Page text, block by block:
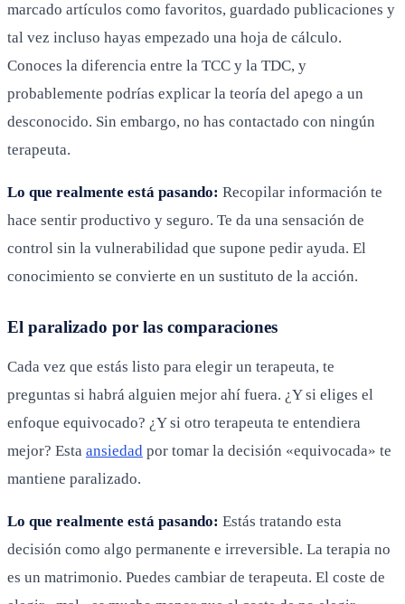
marcado artículos como favoritos, guardado publicaciones y
tal vez incluso hayas empezado una hoja de cálculo.
Conoces la diferencia entre la TCC y la TDC, y
probablemente podrías explicar la teoría del apego a un
desconocido. Sin embargo, no has contactado con ningún
terapeuta.
Lo que realmente está pasando: Recopilar información te
hace sentir productivo y seguro. Te da una sensación de
control sin la vulnerabilidad que supone pedir ayuda. El
conocimiento se convierte en un sustituto de la acción.
El paralizado por las comparaciones
Cada vez que estás listo para elegir un terapeuta, te
preguntas si habrá alguien mejor ahí fuera. ¿Y si eliges el
enfoque equivocado? ¿Y si otro terapeuta te entendiera
mejor? Esta ansiedad por tomar la decisión «equivocada» te
mantiene paralizado.
Lo que realmente está pasando: Estás tratando esta
decisión como algo permanente e irreversible. La terapia no
es un matrimonio. Puedes cambiar de terapeuta. El coste de